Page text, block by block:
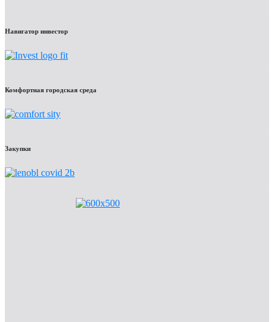
Навигатор инвестор
Комфортная городская среда
Закупки